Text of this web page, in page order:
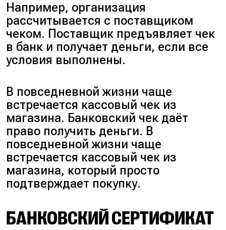
Например, организация
рассчитывается с поставщиком
чеком. Поставщик предъявляет чек
в банк и получает деньги, если все
условия выполнены.
В повседневной жизни чаще
встречается кассовый чек из
магазина. Банковский чек даёт
право получить деньги. В
повседневной жизни чаще
встречается кассовый чек из
магазина, который просто
подтверждает покупку.
БАНКОВСКИЙ СЕРТИФИКАТ